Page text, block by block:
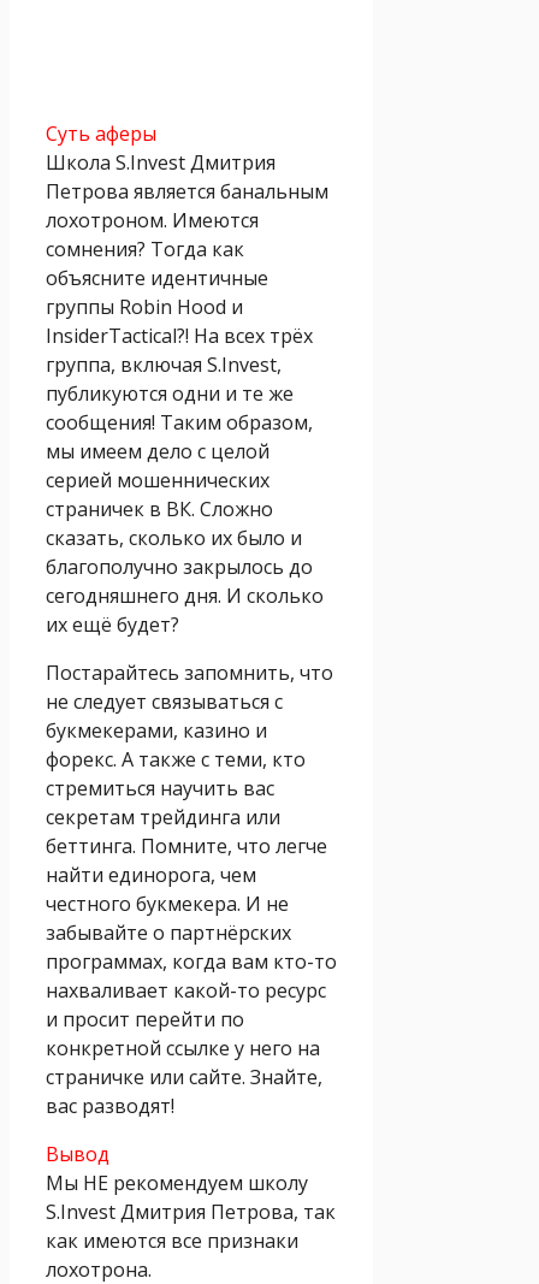
Суть аферы
Школа S.Invest Дмитрия
Петрова является банальным
лохотроном. Имеются
сомнения? Тогда как
объясните идентичные
группы Robin Hood и
InsiderTactical?! На всех трёх
группа, включая S.Invest,
публикуются одни и те же
сообщения! Таким образом,
мы имеем дело с целой
серией мошеннических
страничек в ВК. Сложно
сказать, сколько их было и
благополучно закрылось до
сегодняшнего дня. И сколько
их ещё будет?
Постарайтесь запомнить, что
не следует связываться с
букмекерами, казино и
форекс. А также с теми, кто
стремиться научить вас
секретам трейдинга или
беттинга. Помните, что легче
найти единорога, чем
честного букмекера. И не
забывайте о партнёрских
программах, когда вам кто-то
нахваливает какой-то ресурс
и просит перейти по
конкретной ссылке у него на
страничке или сайте. Знайте,
вас разводят!
Вывод
Мы НЕ рекомендуем школу
S.Invest Дмитрия Петрова, так
как имеются все признаки
лохотрона.